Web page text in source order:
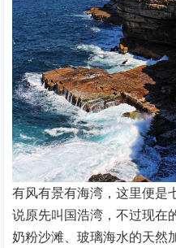
有风有景有海湾，这里便是
说原先叫国浩湾，不过现在
奶粉沙滩、玻璃海水的天然